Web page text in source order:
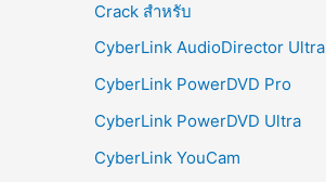
Crack สำหรับ
CyberLink AudioDirector Ultra
CyberLink PowerDVD Pro
CyberLink PowerDVD Ultra
CyberLink YouCam